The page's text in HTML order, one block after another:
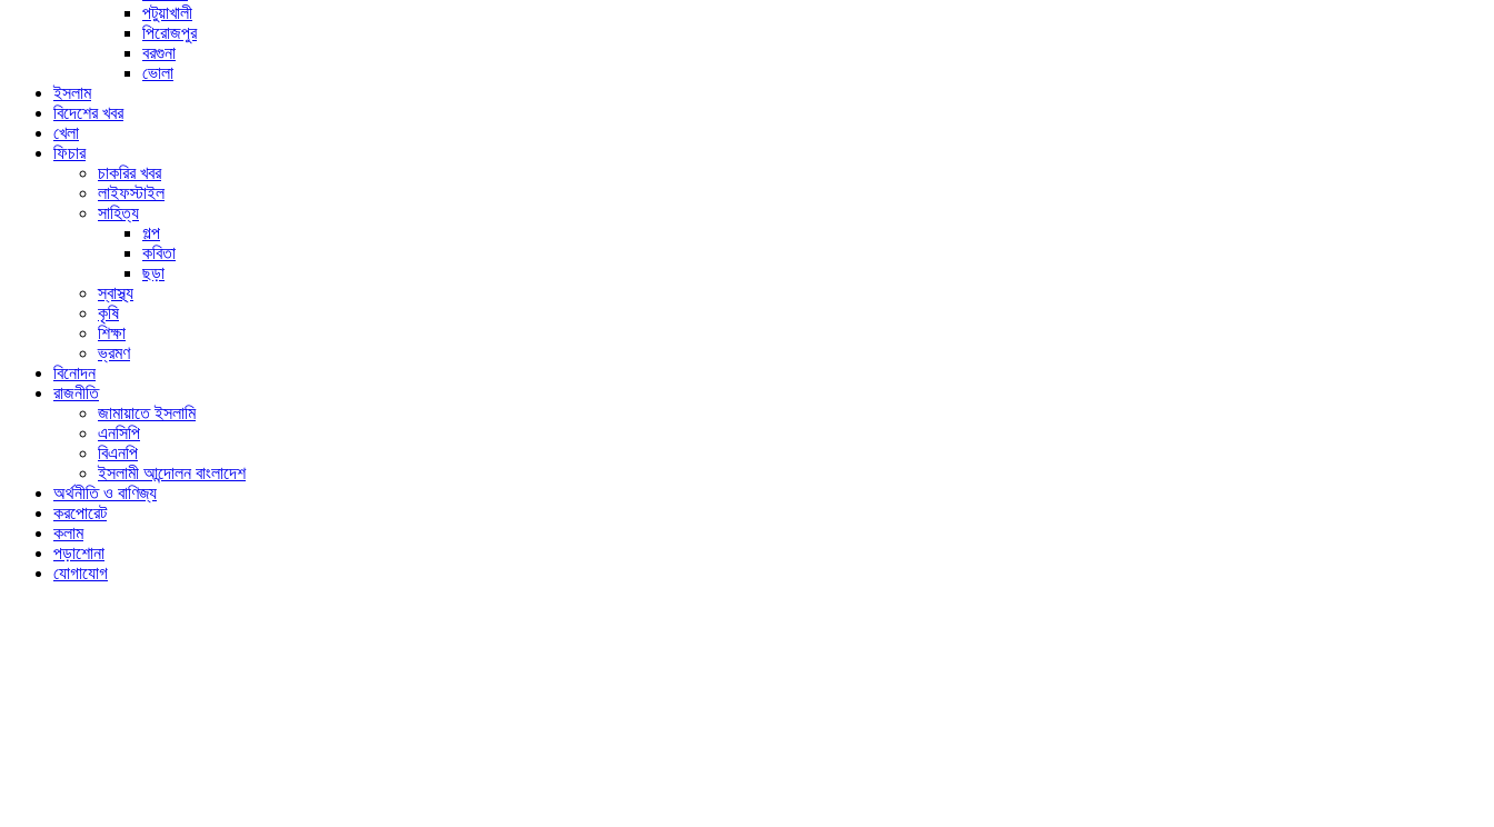
পটুয়াখালী
পিরোজপুর
বরগুনা
ভোলা
ইসলাম
বিদেশের খবর
খেলা
ফিচার
চাকরির খবর
লাইফস্টাইল
সাহিত্য
গল্প
কবিতা
ছড়া
স্বাস্থ্য
কৃষি
শিক্ষা
ভ্রমণ
বিনোদন
রাজনীতি
জামায়াতে ইসলামি
এনসিপি
বিএনপি
ইসলামী আন্দোলন বাংলাদেশ
অর্থনীতি ও বাণিজ্য
করপোরেট
কলাম
পড়াশোনা
যোগাযোগ